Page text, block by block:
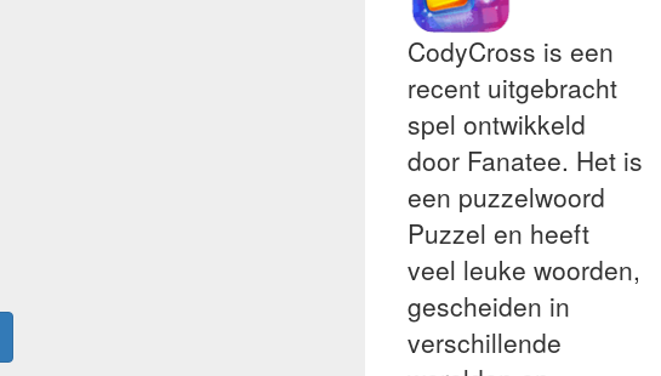
CodyCross is een
recent uitgebracht
spel ontwikkeld
door Fanatee. Het is
een puzzelwoord
Puzzel en heeft
veel leuke woorden,
gescheiden in
verschillende